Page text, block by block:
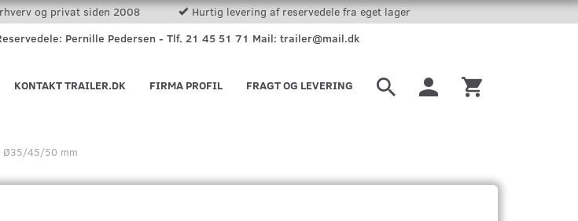
og privat siden 2008
Hurtig levering af reservedele fra eget lager
Pernille Pedersen - Tlf. 21 45 51 71 Mail: trailer@mail.dk
FRAGT OG LEVERING
FIRMA PROFIL
KONTAKT TRAILER.DK
Ø35/45/50 mm